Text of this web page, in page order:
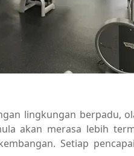
lingkungan berpadu,
akan merasa lebih
Setiap